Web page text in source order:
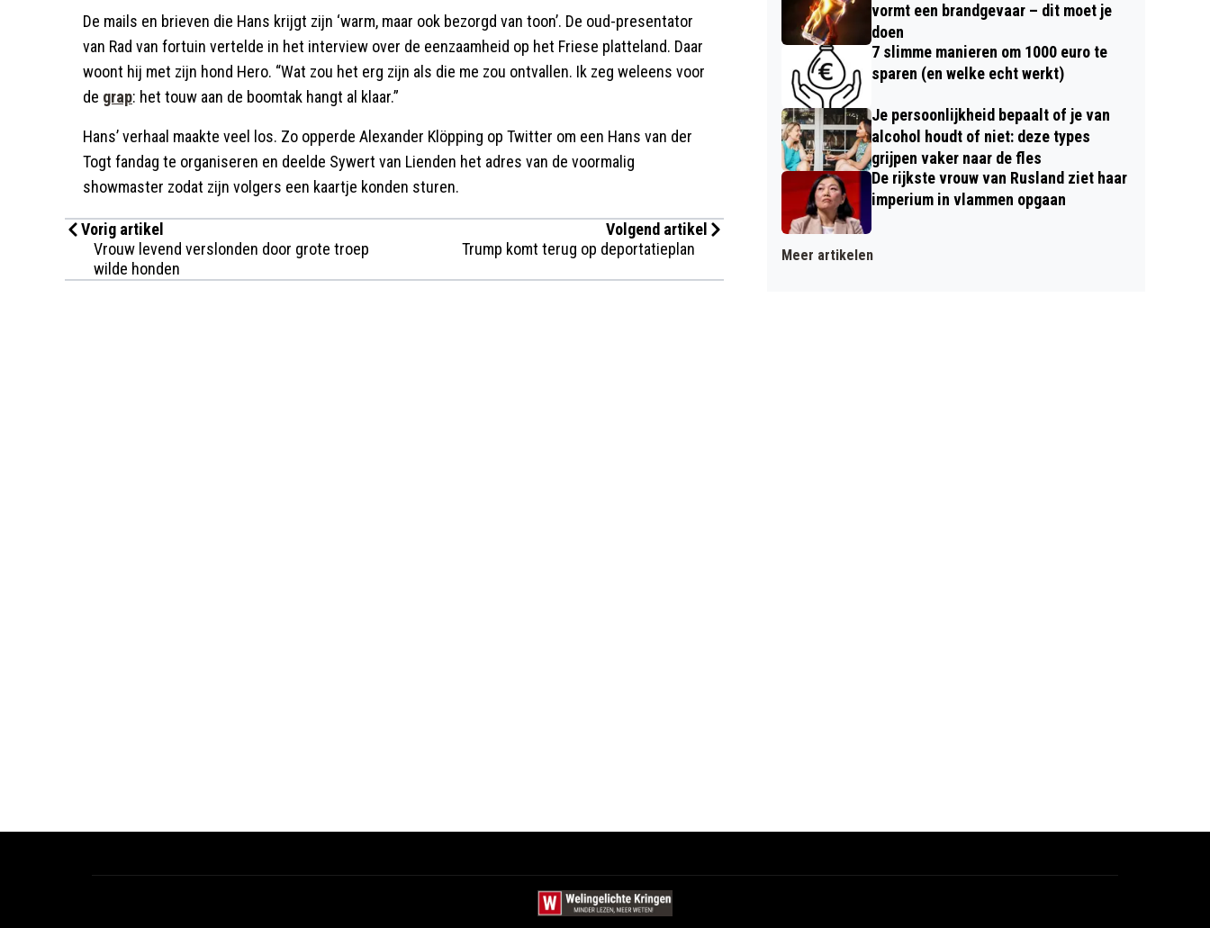
De mails en brieven die Hans krijgt zijn ‘warm, maar ook bezorgd van toon’. De oud-presentator
van Rad van fortuin vertelde in het interview over de eenzaamheid op het Friese platteland. Daar
woont hij met zijn hond Hero. “Wat zou het erg zijn als die me zou ontvallen. Ik zeg weleens voor
de grap: het touw aan de boomtak hangt al klaar.”
Hans’ verhaal maakte veel los. Zo opperde Alexander Klöpping op Twitter om een Hans van der
Togt fandag te organiseren en deelde Sywert van Lienden het adres van de voormalig
showmaster zodat zijn volgers een kaartje konden sturen.
Vorig artikel
Vrouw levend verslonden door grote troep
wilde honden
Volgend artikel
Trump komt terug op deportatieplan
vormt een brandgevaar – dit moet je
doen
7 slimme manieren om 1000 euro te
sparen (en welke echt werkt)
Je persoonlijkheid bepaalt of je van
alcohol houdt of niet: deze types
grijpen vaker naar de fles
De rijkste vrouw van Rusland ziet haar
imperium in vlammen opgaan
Meer artikelen